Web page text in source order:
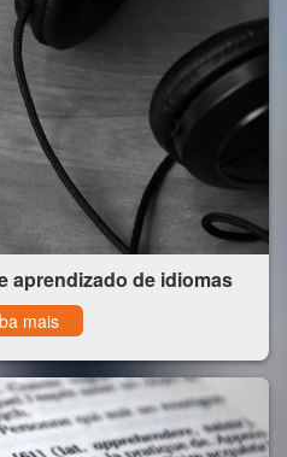
aprendizado de idiomas
mais